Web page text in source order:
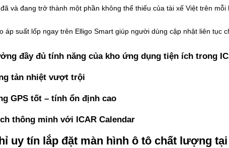
và đang trở thành một phần không thể thiếu của tài xế Việt trên mỗi
áp suất lốp ngay trên Elligo Smart giúp người dùng cập nhật liên tục
đầy đủ tính năng của kho ứng dụng tiện ích trong
tản nhiệt vượt trội
GPS tốt – tính ổn định cao
thông minh với ICAR Calendar
uy tín lắp đặt màn hình ô tô chất lượng